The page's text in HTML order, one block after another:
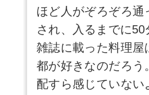
ほど人がぞろぞろ
され、入るまでに
雑誌に載った料理
都が好きなのだろ
配すら感じていな